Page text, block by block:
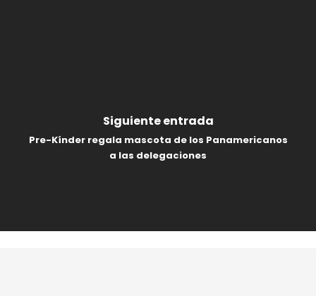
Siguiente entrada
Pre-Kínder regala mascota de los Panamericanos
a las delegaciones